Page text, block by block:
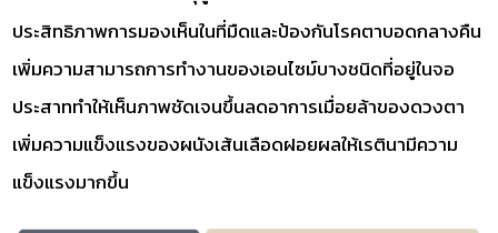
ประสิทธิภาพการมองเห็นในที่มืดและป้องกันโรคตาบอดกลางคืน
เพิ่มความสามารถการทำงานของเอนไซม์บางชนิดที่อยู่ในจอ
ประสาททำให้เห็นภาพชัดเจนขึ้นลดอาการเมื่อยล้าของดวงตา
เพิ่มความแข็งแรงของผนังเส้นเลือดฝอยผลให้เรตินามีความ
แข็งแรงมากขึ้น